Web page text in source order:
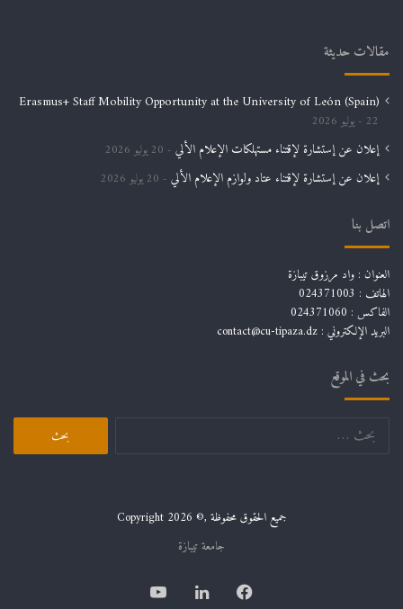
مقالات حديثة
Erasmus+ Staff Mobility Opportunity at the University of León (Spain)
22 يوليو 2026
إعلان عن إستشارة لإقتناء مستهلكات الإعلام الألي 20 يوليو 2026
إعلان عن إستشارة لإقتناء عتاد ولوازم الإعلام الألي 20 يوليو 2026
اتصل بنا
العنوان : واد مرزوق تيبازة
الهاتف : 024371003
الفاكس : 024371060
البريد الإلكتروني : contact@cu-tipaza.dz
بحث في الموقع
البحث
جميع الحقوق محفوظة ,© Copyright 2026
جامعة تيبازة
فيسبوكلينكدإن يوتيوب